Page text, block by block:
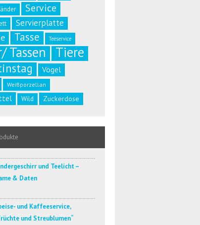
Service
Servierplatte
Tasse Teeservice
Tassen Tiere
Vögel
Weißporzellan
Wild Zuckerdose
und Teelicht –
& Daten
und Kaffeeservice,
und Streublumen“